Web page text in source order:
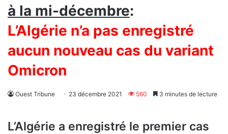
à la mi-décembre:
L’Algérie n’a pas enregistré
aucun nouveau cas du variant
Omicron
Ouest Tribune 23 décembre 2021 560 3 minutes de lecture
L’Algérie a enregistré le premier cas